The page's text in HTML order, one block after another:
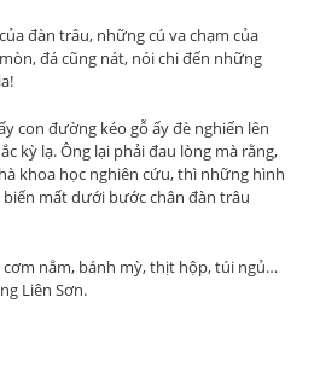
đàn trâu, những cú va chạm của
đá cũng nát, nói chi đến những
con đường kéo gỗ ấy đè nghiến lên
kỳ lạ. Ông lại phải đau lòng mà rằng,
khoa học nghiên cứu, thì những hình
mất dưới bước chân đàn trâu
cơm nắm, bánh mỳ, thịt hộp, túi ngủ…
Liên Sơn.